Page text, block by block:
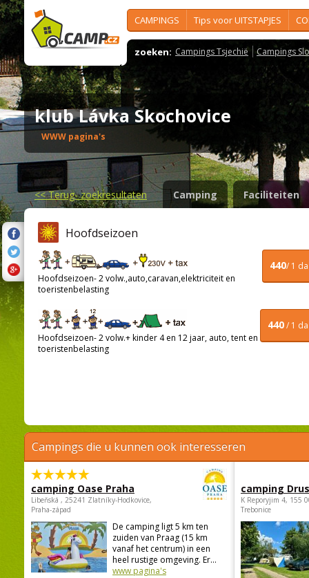
CAMPINGS Tips voor UITSTAPJES
zoeken: Campings Tsjechië Campings
klub Lávka Skochovice
WWW pagina's
<<Terug- zoekresultaten Camping Faciliteiten
Hoofdseizoen
440/ 1
Hoofdseizoen- 2 volw.,auto,caravan,elektriciteit en
toeristenbelasting
440/ 1
Hoofdseizoen- 2 volw.+ kinder 4 en 12 jaar, auto, tent en
toeristenbelasting
Campings die u kunnen ook interesseren
camping Oase Praha
Libeňská , 25241 Zlatníky-Hodkovice,
Praha-západ
De camping ligt 5 km ten
zuiden van Praag (15 km
vanaf het centrum) in een
heel rustige omgeving. Er...
www pagina's
camping
K Reporyjim 4, 155
Trebonice